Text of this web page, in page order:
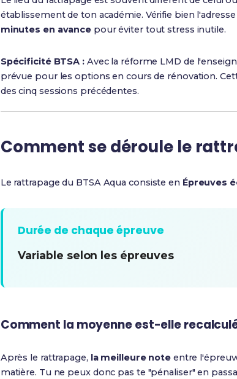
établissement de ton académie. Vérifie bien
minutes en avance pour éviter tout stress inutile.
Spécificité BTSA :Avec la réforme LMD de
prévue pour les options en cours de rénovation.
des cinq sessions précédentes.
Comment se déroule le
Le rattrapage du BTSA Aqua consiste en Épreuves
Durée de chaque épreuve
Variable selon les épreuves
Comment la moyenne est-elle
Après le rattrapage, la meilleure noteentre
matière. Tu ne peux donc pas te "pénaliser" en